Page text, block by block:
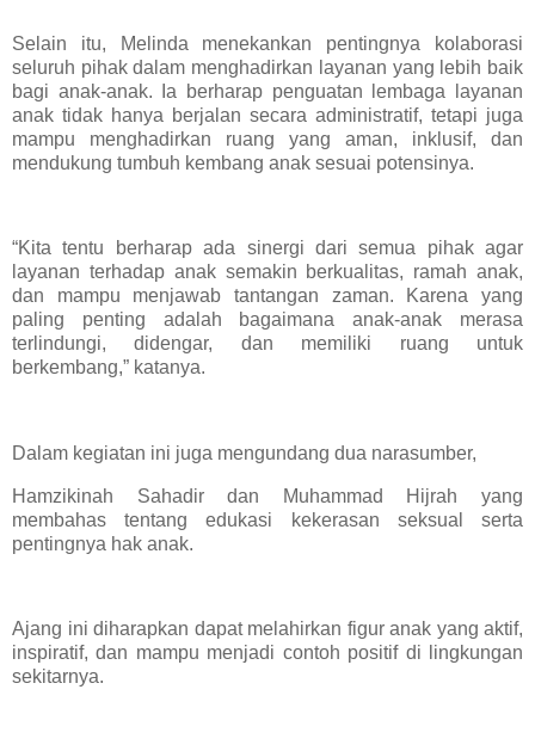
Selain itu, Melinda menekankan pentingnya kolaborasi
seluruh pihak dalam menghadirkan layanan yang lebih baik
bagi anak-anak. Ia berharap penguatan lembaga layanan
anak tidak hanya berjalan secara administratif, tetapi juga
mampu menghadirkan ruang yang aman, inklusif, dan
mendukung tumbuh kembang anak sesuai potensinya.
“Kita tentu berharap ada sinergi dari semua pihak agar
layanan terhadap anak semakin berkualitas, ramah anak,
dan mampu menjawab tantangan zaman. Karena yang
paling penting adalah bagaimana anak-anak merasa
terlindungi, didengar, dan memiliki ruang untuk
berkembang,” katanya.
Dalam kegiatan ini juga mengundang dua narasumber,
Hamzikinah Sahadir dan Muhammad Hijrah yang
membahas tentang edukasi kekerasan seksual serta
pentingnya hak anak.
Ajang ini diharapkan dapat melahirkan figur anak yang aktif,
inspiratif, dan mampu menjadi contoh positif di lingkungan
sekitarnya.